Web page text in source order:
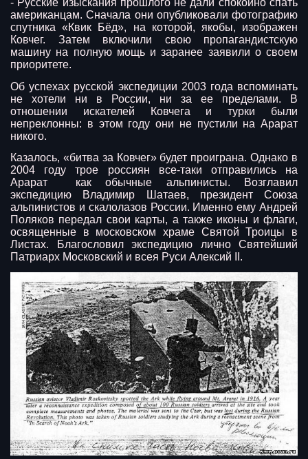
- Русские изыскания прошлого не дали спокойно спать
американцам. Сначала они опубликовали фотографию
спутника «Квик Бёд», на которой, якобы, изображен
Ковчег. Затем включили свою пропагандистскую
машину на полную мощь и заранее заявили о своем
приоритете.
Об успехах русской экспедиции 2003 года вспоминать
не хотели ни в России, ни за ее пределами. В
отношении искателей Ковчега и турки были
непреклонны: в этом году они не пустили на Арарат
никого.
Казалось, «битва за Ковчег» будет проиграна. Однако в
2004 году трое россиян все-таки отправились на
Арарат как обычные альпинисты. Возглавил
экспедицию Владимир Шатаев, президент Союза
альпинистов и скалолазов России. Именно ему Андрей
Поляков передал свои карты, а также иконы и флаги,
освященные в московском храме Святой Троицы в
Листах. Благословил экспедицию лично Святейший
Патриарх Московский и всея Руси Алексий II.